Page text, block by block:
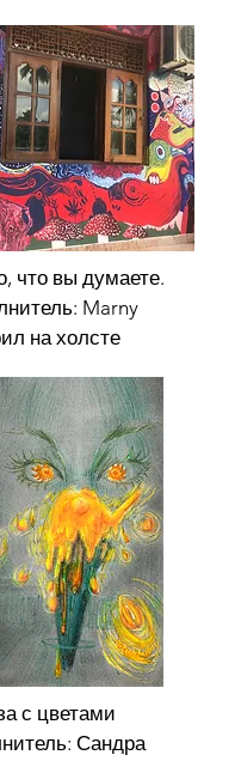
женщина
Зигги (художник в
на холсте
что вы думаете.
Marny
на холсте
с цветами
Сандра